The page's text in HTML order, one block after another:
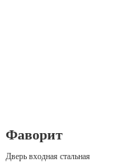
Фаворит
Дверь входная стальная